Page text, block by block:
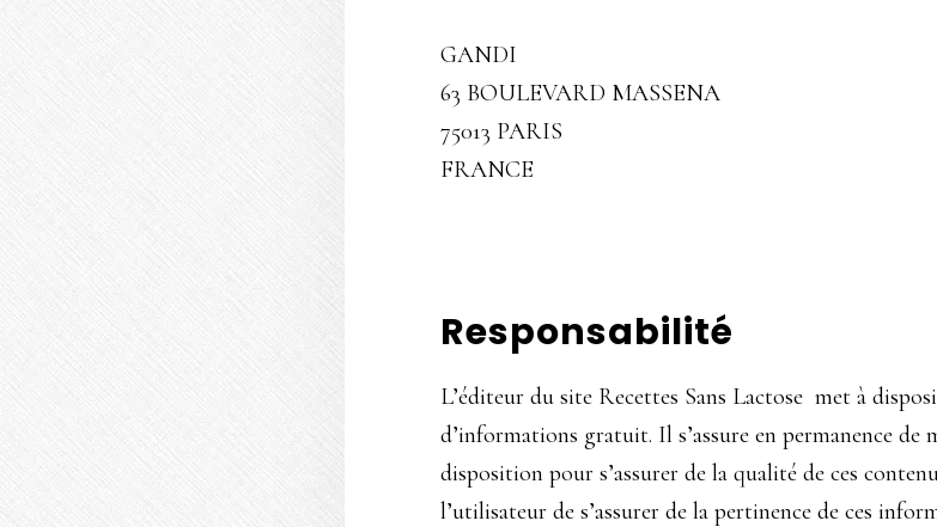
GANDI
63 BOULEVARD MASSENA
75013 PARIS
FRANCE
Responsabilité
L’éditeur du site Recettes Sans Lactose met à
d’informations gratuit. Il s’assure en permanence de
disposition pour s’assurer de la qualité de ces
l’utilisateur de s’assurer de la pertinence de ces